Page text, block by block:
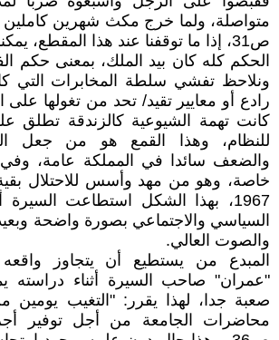
متواصلة، ولما خرج مكث شهرين
ص31، إذا ما توقفنا عند هذا المقطع، يمكننا الاستنتاج أن
الحكم كله كان بيد الملك، بمعنى حكم
ونلاحظ تفشي سلطة المخابرات التي
رادع أو معايير تقيد/ تحد من تغولها
كانت تهمة الشيوعية كالزندقة
للنظام، وهذا القمع هو من جعل
والضعف سائدا في المملكة عامة، وفي
خاصة، وهو من مهد وأسس للاحتلال
1967، بهذا الشكل استطاعت السيرة
السياسي والاجتماعي بصورة واضحة
والصوت العالي.
المبدع من يستطيع أن يتجاوز واقعه
"عمران" صاحب السيرة أثناء دراسته
صعبة جدا، لهذا يقرر: "التغيب يومين
محاضرات الجامعة من أجل توفير